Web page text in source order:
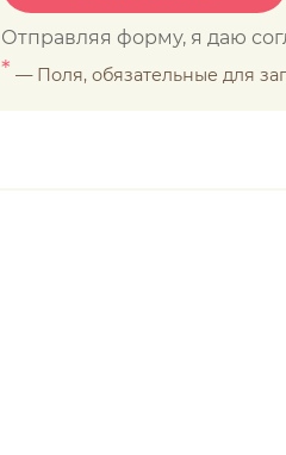
Отправляя форму, я даю
* — Поля, обязательные для